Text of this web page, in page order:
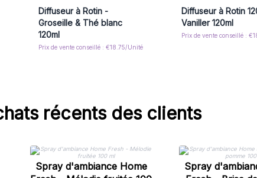
Diffuseur à Rotin -
Groseille & Thé blanc
120ml
Prix de vente conseillé : €18.75/Unité
Diffuseur à Rotin
Vaniller 120ml
Prix de vente conseillé :
récents des clients
Spray d'ambiance Home
Spray